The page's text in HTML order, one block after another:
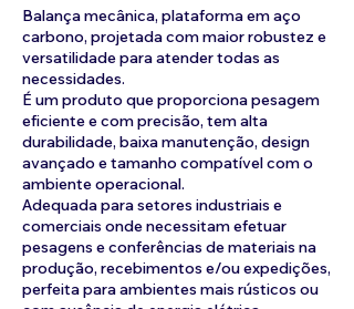
Balança mecânica, plataforma em aço
carbono, projetada com maior robustez e
versatilidade para atender todas as
necessidades.
É um produto que proporciona pesagem
eficiente e com precisão, tem alta
durabilidade, baixa manutenção, design
avançado e tamanho compatível com o
ambiente operacional.
Adequada para setores industriais e
comerciais onde necessitam efetuar
pesagens e conferências de materiais na
produção, recebimentos e/ou expedições,
perfeita para ambientes mais rústicos ou